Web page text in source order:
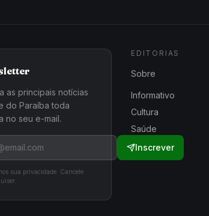
as principais notícias
do Paraíba toda
no seu e-mail.
Inscrever
sua privacidade. Cancele
EDITORIAS
Sobre
Informativo
Cultura
Saúde